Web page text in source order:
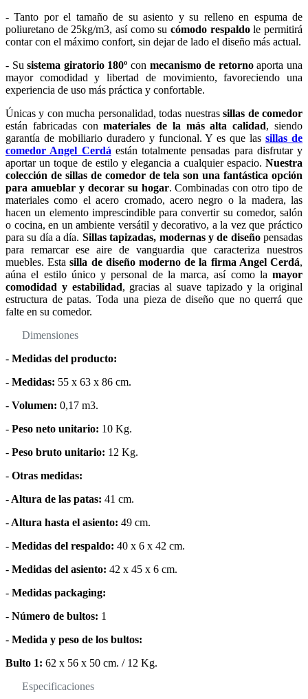
- Tanto por el tamaño de su asiento y su relleno en espuma de
poliuretano de 25kg/m3, así como su cómodo respaldole permitirá
contar con el máximo confort, sin dejar de lado el diseño más actual.
- Susistema giratorio 180º con mecanismo de retornoaporta una
mayor comodidad y libertad de movimiento, favoreciendo una
experiencia de uso más práctica y confortable.
Únicas y con mucha personalidad, todas nuestrassillas de comedor
están fabricadas conmateriales de la más alta calidad, siendo
garantía de mobiliario duradero y funcional. Y es que lassillas de
comedor Angel Cerdá están totalmente pensadas para disfrutar y
aportar un toque de estilo y elegancia a cualquier espacio. Nuestra
colección de sillas de comedor de tela son una fantástica opción
para amueblar y decorar su hogar. Combinadas con otro tipo de
materiales como el acero cromado, acero negro o la madera, las
hacen un elemento imprescindible para convertir su comedor, salón
o cocina, en un ambiente versátil y decorativo, a la vez que práctico
para su día a día. Sillas tapizadas, modernas y de diseñopensadas
para remarcar ese aire de vanguardia que caracteriza nuestros
muebles. Estasilla de diseño moderno de la firma Angel Cerdá,
aúna el estilo único y personal de la marca, así como la mayor
comodidad y estabilidad, gracias al suave tapizado y la original
estructura de patas. Toda una pieza de diseño que no querrá que
falte en su comedor.
Dimensiones
- Medidas del producto:
- Medidas: 55 x 63 x 86 cm.
- Volumen: 0,17 m3.
- Peso neto unitario: 10 Kg.
- Peso bruto unitario: 12 Kg.
- Otras medidas:
- Altura de las patas: 41 cm.
- Altura hasta el asiento: 49 cm.
- Medidas del respaldo: 40 x 6 x 42 cm.
- Medidas del asiento: 42 x 45 x 6 cm.
- Medidas packaging:
- Número de bultos: 1
- Medida y peso de los bultos:
Bulto 1: 62 x 56 x 50 cm. / 12 Kg.
Especificaciones